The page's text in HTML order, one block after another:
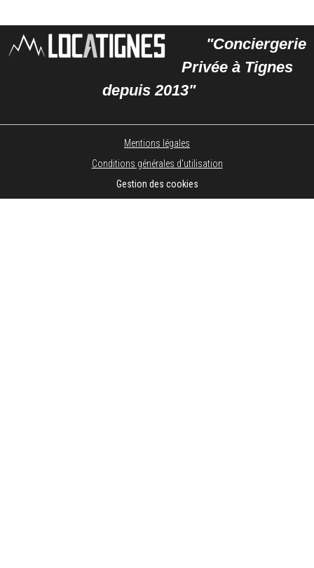
"Conciergerie
Privée à Tignes
depuis 2013"
Mentions légales
Conditions générales d'utilisation
Gestion des cookies